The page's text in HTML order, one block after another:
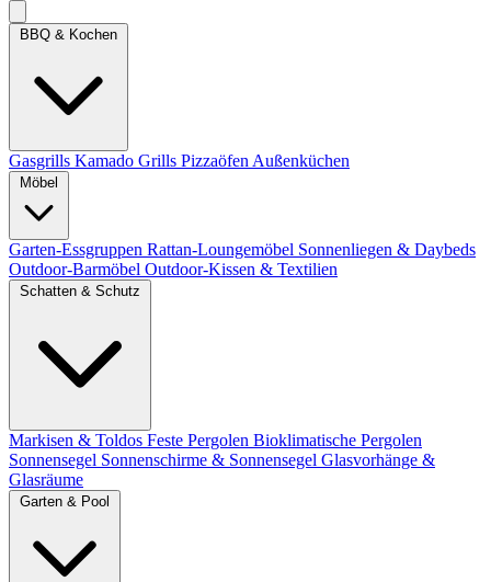
Gasgrills Kamado Grills Pizzaöfen Außenküchen
Garten-Essgruppen Rattan-Loungemöbel Sonnenliegen & Daybeds
Outdoor-Barmöbel Outdoor-Kissen & Textilien
Markisen & Toldos Feste Pergolen Bioklimatische Pergolen
Sonnensegel Sonnenschirme & Sonnensegel Glasvorhänge &
Glasräume